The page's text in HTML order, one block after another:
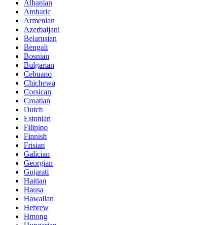
Albanian
Amharic
Armenian
Azerbaijani
Belarusian
Bengali
Bosnian
Bulgarian
Cebuano
Chichewa
Corsican
Croatian
Dutch
Estonian
Filipino
Finnish
Frisian
Galician
Georgian
Gujarati
Haitian
Hausa
Hawaiian
Hebrew
Hmong